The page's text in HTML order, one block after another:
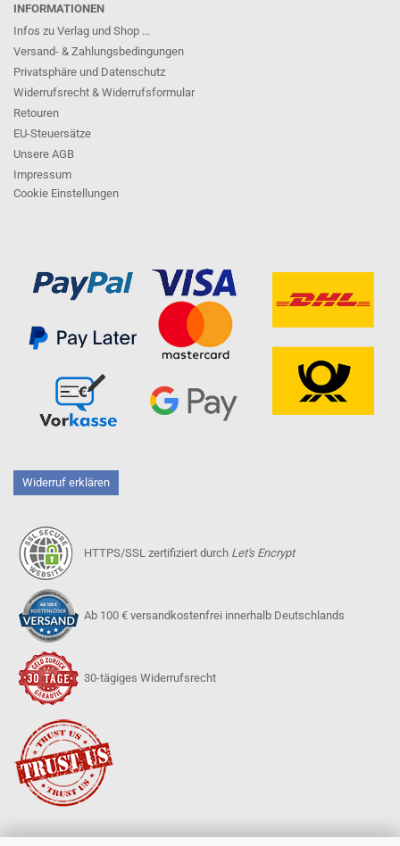
INFORMATIONEN
Infos zu Verlag und Shop ...
Versand- & Zahlungsbedingungen
Privatsphäre und Datenschutz
Widerrufsrecht & Widerrufsformular
Retouren
EU-Steuersätze
Unsere AGB
Impressum
Cookie Einstellungen
Widerruf erklären
HTTPS/SSL zertifiziert durch Let's Encrypt
Ab 100 € versandkostenfrei innerhalb Deutschlands
30-tägiges Widerrufsrecht